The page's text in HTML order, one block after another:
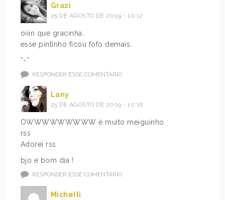
Grazi
25 DE AGOSTO DE 2009 - 10:12
oiiin que gracinha..
esse pintinho ficou fofo demais..
*-*
RESPONDER ESSE COMENTÁRIO
Lany
25 DE AGOSTO DE 2009 - 10:16
OWWWWWWWWW é muito meiguinho
rss
Adorei rss
bjo e bom dia !
RESPONDER ESSE COMENTÁRIO
Michelli